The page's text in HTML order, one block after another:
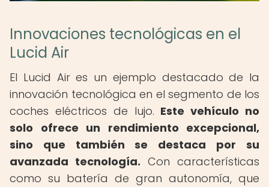
Innovaciones tecnológicas en el
Lucid Air
El Lucid Air es un ejemplo destacado de la
innovación tecnológica en el segmento de los
coches eléctricos de lujo. Este vehículo no
solo ofrece un rendimiento excepcional,
sino que también se destaca por su
avanzada tecnología. Con características
como su batería de gran autonomía, que